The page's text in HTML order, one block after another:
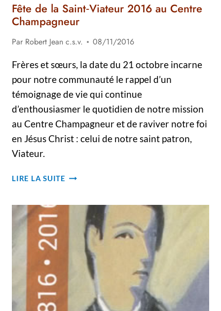
Fête de la Saint‐Viateur 2016 au Centre
Champagneur
Par Robert Jean c.s.v.
08/11/2016
Frères et sœurs, la date du 21 octobre incarne
pour notre communauté le rappel d’un
témoignage de vie qui continue
d’enthousiasmer le quotidien de notre mission
au Centre Champagneur et de raviver notre foi
en Jésus Christ : celui de notre saint patron,
Viateur.
LIRE LA SUITE FÊTE
SAINT‐
VIATEUR
2016
CENTRE
CHAMPAGNEUR